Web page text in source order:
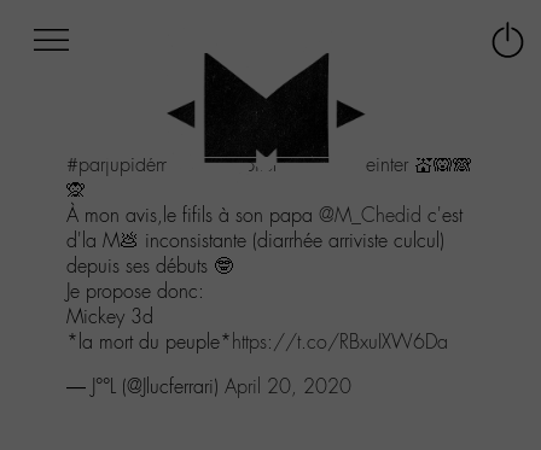
menu
Aller
au
contenu
Aller
recherche
#parjupidémie #parjupiterde@franceinter 💒🙉🙈
🙊
À mon avis,le fifils à son papa @M_Chedid c'est
d'la M💩 inconsistante (diarrhée arriviste culcul)
depuis ses débuts 🤓
Je propose donc:
Mickey 3d
*la mort du peuple*https://t.co/RBxuIXW6Da
— J°°L (@Jlucferrari) April 20, 2020